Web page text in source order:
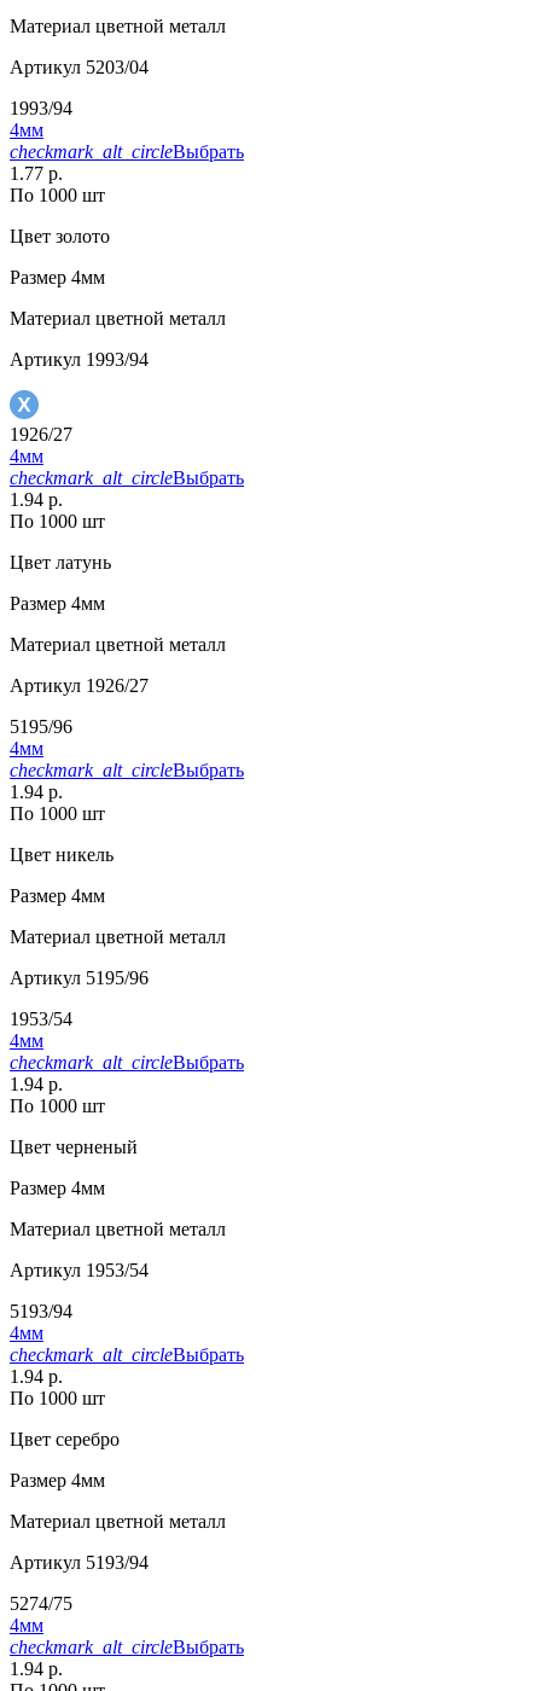
Материал цветной металл
Артикул 5203/04
1993/94
4мм
checkmark_alt_circleВыбрать
1.77 р.
По 1000 шт
Цвет золото
Размер 4мм
Материал цветной металл
Артикул 1993/94
1926/27
4мм
checkmark_alt_circleВыбрать
1.94 р.
По 1000 шт
Цвет латунь
Размер 4мм
Материал цветной металл
Артикул 1926/27
5195/96
4мм
checkmark_alt_circleВыбрать
1.94 р.
По 1000 шт
Цвет никель
Размер 4мм
Материал цветной металл
Артикул 5195/96
1953/54
4мм
checkmark_alt_circleВыбрать
1.94 р.
По 1000 шт
Цвет черненый
Размер 4мм
Материал цветной металл
Артикул 1953/54
5193/94
4мм
checkmark_alt_circleВыбрать
1.94 р.
По 1000 шт
Цвет серебро
Размер 4мм
Материал цветной металл
Артикул 5193/94
5274/75
4мм
checkmark_alt_circleВыбрать
1.94 р.